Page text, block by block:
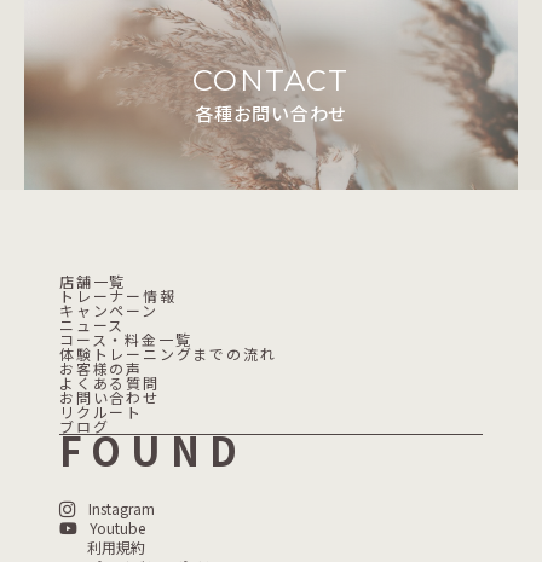
CONTACT
各種お問い合わせ
FOUND
Instagram
Youtube
利用規約
店舗一覧
トレーナー情報
キャンペーン
ニュース
コース・料金一覧
体験トレーニングまでの流れ
お客様の声
よくある質問
お問い合わせ
リクルート
ブログ